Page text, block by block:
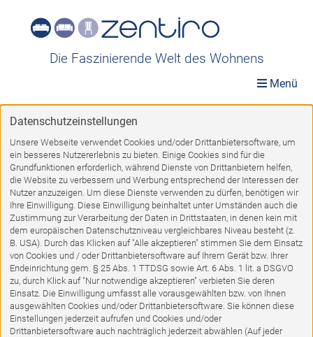
Die Faszinierende Welt des Wohnens
Menü
Betten
Datenschutzeinstellungen
Unsere Webseite verwendet Cookies und/oder Drittanbietersoftware, um
ein besseres Nutzererlebnis zu bieten. Einige Cookies sind für die
Grundfunktionen erforderlich, während Dienste von Drittanbietern helfen,
die Website zu verbessern und Werbung entsprechend der Interessen der
Nutzer anzuzeigen. Um diese Dienste verwenden zu dürfen, benötigen wir
Ihre Einwilligung. Diese Einwilligung beinhaltet unter Umständen auch die
Zustimmung zur Verarbeitung der Daten in Drittstaaten, in denen kein mit
dem europäischen Datenschutzniveau vergleichbares Niveau besteht (z.
B. USA). Durch das Klicken auf "Alle akzeptieren" stimmen Sie dem Einsatz
von Cookies und / oder Drittanbietersoftware auf Ihrem Gerät bzw. Ihrer
Endeinrichtung gem. § 25 Abs. 1 TTDSG sowie Art. 6 Abs. 1 lit. a DSGVO
zu, durch Klick auf "Nur notwendige akzeptieren" verbieten Sie deren
Einsatz. Die Einwilligung umfasst alle vorausgewählten bzw. von Ihnen
ausgewählten Cookies und/oder Drittanbietersoftware. Sie können diese
Einstellungen jederzeit aufrufen und Cookies und/oder
Drittanbietersoftware auch nachträglich jederzeit abwählen (Auf jeder